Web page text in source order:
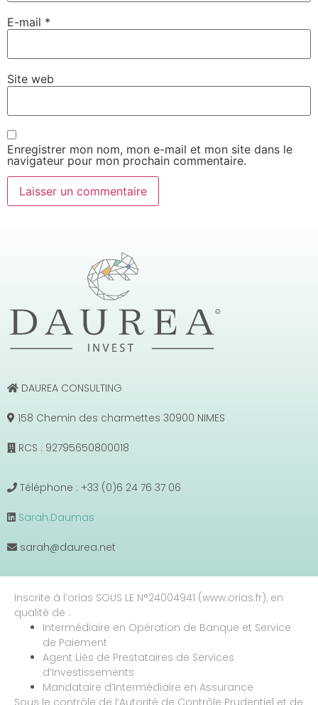
E-mail *
Site web
Enregistrer mon nom, mon e-mail et mon site dans le
navigateur pour mon prochain commentaire.
DAUREA CONSULTING
158 Chemin des charmettes 30900 NIMES
RCS : 92795650800018
Téléphone : +33 (0)6 24 76 37 06
Sarah.Daumas
sarah@daurea.net
Inscrite à l’orias SOUS LE N°24004941 (www.orias.fr), en
qualité de :
Intermédiaire en Opération de Banque et Service
de Paiement
Agent Liés de Prestataires de Services
d’Investissements
Mandataire d’Intermédiaire en Assurance
Sous le contrôle de l’Autorité de Contrôle Prudentiel et de